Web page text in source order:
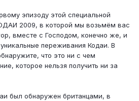
эпизоду этой специальной
2009, в которой мы возьмём вас
вместе с Господом, конечно же, и
переживания Кодаи. В
что это ни с чем
которое нельзя получить ни за
был обнаружен британцами, в